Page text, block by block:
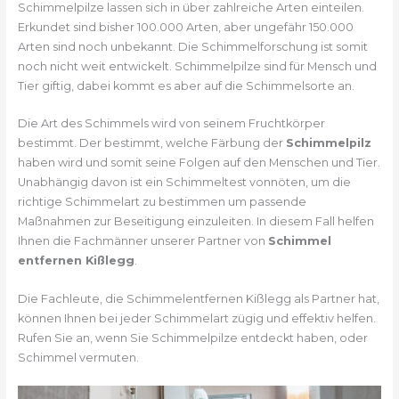
Schimmelpilze lassen sich in über zahlreiche Arten einteilen.
Erkundet sind bisher 100.000 Arten, aber ungefähr 150.000
Arten sind noch unbekannt. Die Schimmelforschung ist somit
noch nicht weit entwickelt. Schimmelpilze sind für Mensch und
Tier giftig, dabei kommt es aber auf die Schimmelsorte an.
Die Art des Schimmels wird von seinem Fruchtkörper
bestimmt. Der bestimmt, welche Färbung der Schimmelpilz
haben wird und somit seine Folgen auf den Menschen und Tier.
Unabhängig davon ist ein Schimmeltest vonnöten, um die
richtige Schimmelart zu bestimmen um passende
Maßnahmen zur Beseitigung einzuleiten. In diesem Fall helfen
Ihnen die Fachmänner unserer Partner von Schimmel
entfernen Kißlegg.
Die Fachleute, die Schimmelentfernen Kißlegg als Partner hat,
können Ihnen bei jeder Schimmelart zügig und effektiv helfen.
Rufen Sie an, wenn Sie Schimmelpilze entdeckt haben, oder
Schimmel vermuten.